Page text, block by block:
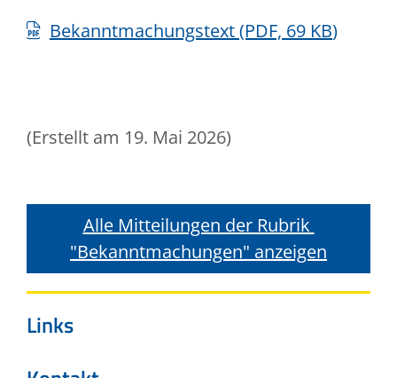
Bekanntmachungstext(PDF, 69 KB)
(Erstellt am 19. Mai 2026)
Alle Mitteilungen der Rubrik
"Bekanntmachungen" anzeigen
Links